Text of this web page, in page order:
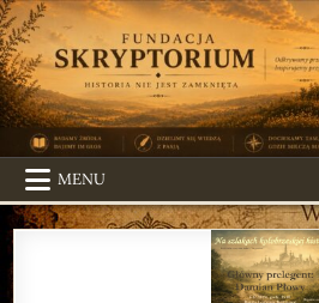
Skip
to
content
MENU